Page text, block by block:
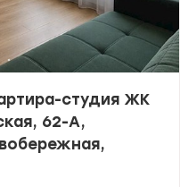
студия ЖК
62-А,